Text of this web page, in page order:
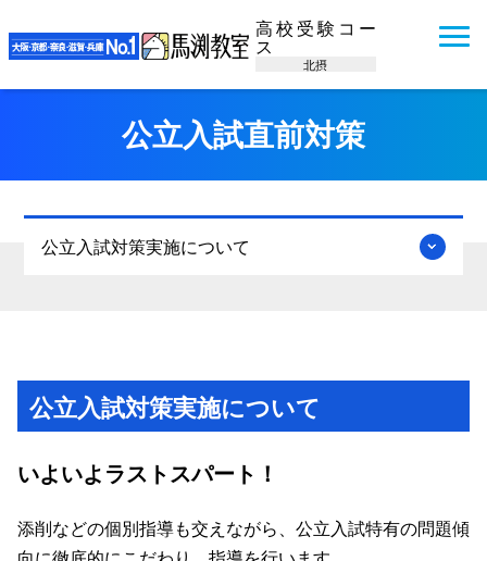
高校受験コー
ス
北摂
公立入試直前対策
公立入試対策実施について
公立入試対策実施について
いよいよラストスパート！
添削などの個別指導も交えながら、公立入試特有の問題傾